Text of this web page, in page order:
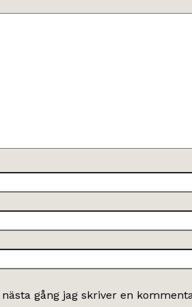
gång jag skriver en